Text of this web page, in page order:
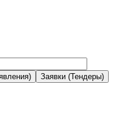
Заявки (Тендеры)